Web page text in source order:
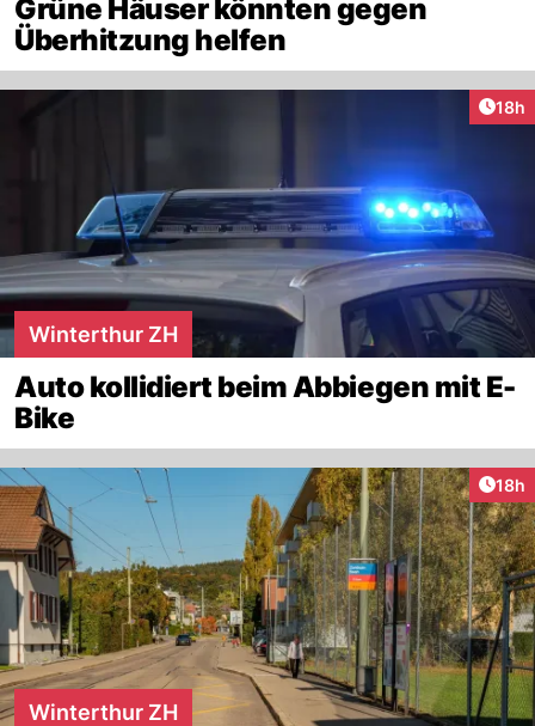
Grüne Häuser könnten gegen
Überhitzung helfen
18h
Winterthur ZH
Auto kollidiert beim Abbiegen mit E-
Bike
18h
Winterthur ZH